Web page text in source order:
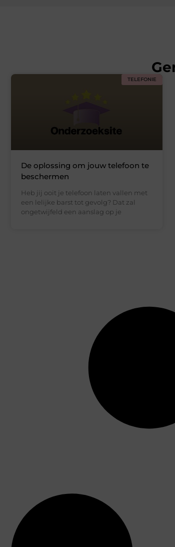
TELEFONIE
De oplossing om jouw telefoon te
beschermen
Heb jij ooit je telefoon laten vallen met
een lelijke barst tot gevolg? Dat zal
ongetwijfeld een aanslag op je